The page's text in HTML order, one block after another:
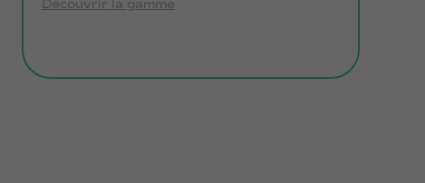
Découvrir la gamme